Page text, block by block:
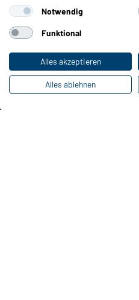
Pflegehinweise
Farben
Online-Kataloge
Zu den Download-Links
Notwendig
Funktional
Alles akzeptieren
Alles ablehnen